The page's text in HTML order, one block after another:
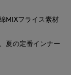
MIXフライス素材
夏の定番インナー